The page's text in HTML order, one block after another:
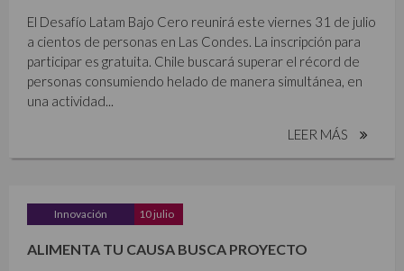
El Desafío Latam Bajo Cero reunirá este viernes 31 de julio
a cientos de personas en Las Condes. La inscripción para
participar es gratuita. Chile buscará superar el récord de
personas consumiendo helado de manera simultánea, en
una actividad...
LEER MÁS
Innovación 10 julio
ALIMENTA TU CAUSA BUSCA PROYECTO